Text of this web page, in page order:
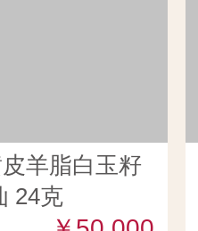
羊脂白玉籽
24克